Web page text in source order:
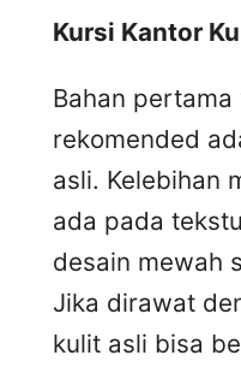
Kursi Kantor K
Bahan
rekomended
asli. Kelebihan
ada pada
desain mewah
Jika dirawat
kulit asli bisa